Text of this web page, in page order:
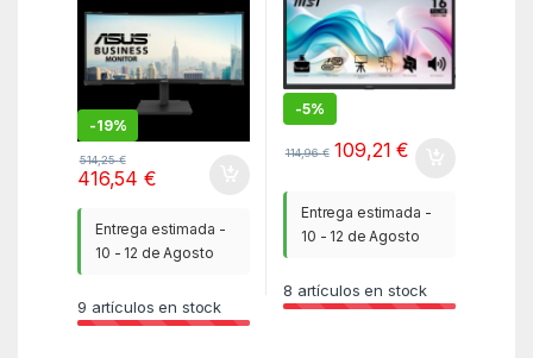
-19%
514,25€
416,54€
Entrega estimada -
10 - 12 de Agosto
9 artículos en stock
-5%
114,96€ 109,21€
Entrega estimada -
10 - 12 de Agosto
8 artículos en stock